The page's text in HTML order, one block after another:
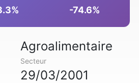
-74.6%
Agroalimentaire
Secteur
29/03/2001